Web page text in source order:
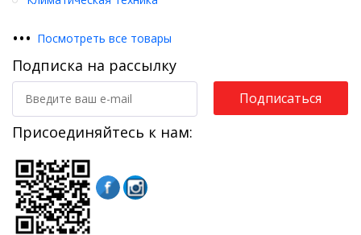
••• Посмотреть все товары
Подписка на рассылку
Подписаться
Присоединяйтесь к нам: